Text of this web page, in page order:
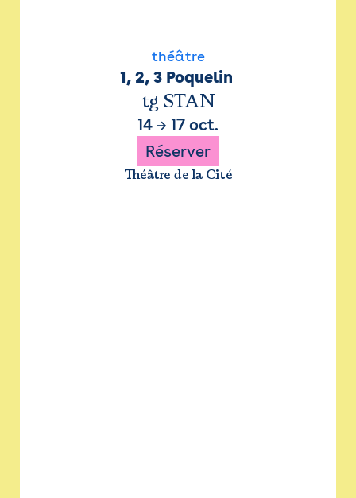
théâtre
1, 2, 3 Poquelin
tg STAN
14 → 17 oct.
Réserver
Théâtre de la Cité